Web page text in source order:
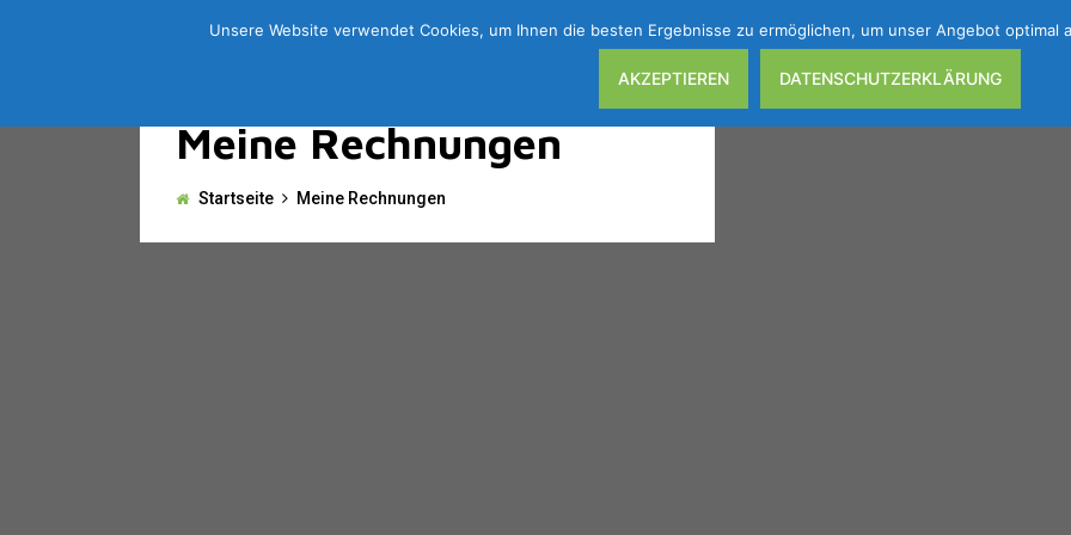
Meine Rechnungen
Startseite Meine Rechnungen
Unsere Website verwendet Cookies, um Ihnen die besten Ergebnisse zu ermöglichen, um unser Angebot
AKZEPTIEREN DATENSCHUTZERKLÄRUNG